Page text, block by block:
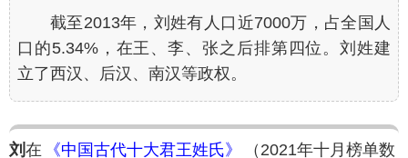
截至2013年，刘姓有人口近7000万，占全国人
口的5.34%，在王、李、张之后排第四位。刘姓建
立了西汉、后汉、南汉等政权。
刘 在 《中国古代十大君王姓氏》
（2021年十月榜单数